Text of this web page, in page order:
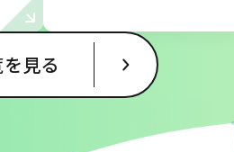
見る